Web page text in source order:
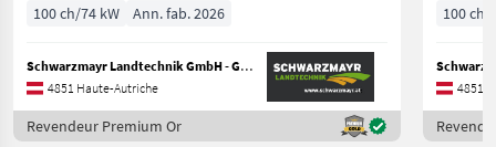
100 ch/74 kW Ann. fab. 2026
Schwarzmayr Landtechnik GmbH - Gampern
4851 Haute-Autriche
Revendeur Premium Or
100 ch/
4851